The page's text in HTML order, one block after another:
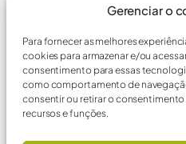
Gerenciar o
Para fornecer as melhores
cookies para armazenar e/ou
consentimento para essas
como comportamento de
consentir ou retirar o
recursos e funções.